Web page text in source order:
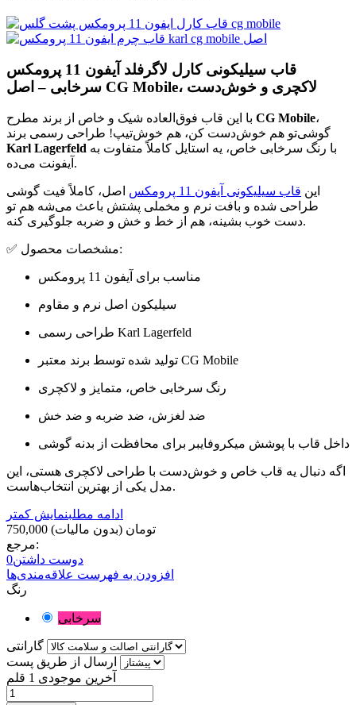
قاب سیلیکونی کارل لاگرفلد آیفون 11 پرومکس
سرخابی – اصل CG Mobile، لاکچری و خوش‌دست
CG Mobile،
گوشی‌تو هم خوش‌دست کن، هم خوش‌تیپ! طراحی رسمی برند
Karl Lagerfeld
آیفونت می‌ده.
این قاب سیلیکونی آیفون 11 پرومکس
اصل، کاملاً فیت گوشی
طراحی شده و بافت نرم و مخملی پشتش باعث می‌شه هم تو
دست خوب بشینه، هم از خط و خش و ضربه جلوگیری کنه.
✅ مشخصات محصول:
مناسب برای آیفون 11 پرومکس
سیلیکون اصل نرم و مقاوم
طراحی رسمی Karl Lagerfeld
تولید شده توسط برند معتبر CG Mobile
رنگ سرخابی خاص، متمایز و لاکچری
ضد لغزش، ضد ضربه و ضد خش
داخل قاب با پوشش میکروفایبر برای محافظت از بدنه گوشی
اگه دنبال یه قاب خاص و خوش‌دست با طراحی لاکچری هستی، این
مدل یکی از بهترین انتخاب‌هاست.
ادامه مطلبنمایش کمتر
750,000 تومان (بدون مالیات)
مرجع:
دوست داشتن0
افزودن به فهرست علاقه‌مندی‌ها
رنگ
سرخابی
گارانتی
ارسال از طریق پست
آخرین موجودی 1 قلم